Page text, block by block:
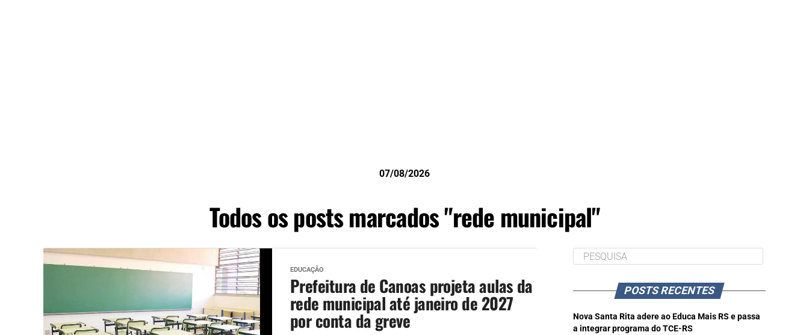
07/08/2026
Todos os posts marcados "rede municipal"
EDUCAÇÃO
Prefeitura de Canoas projeta aulas da
rede municipal até janeiro de 2027
por conta da greve
POSTS RECENTES
Nova Santa Rita adere ao Educa Mais RS e passa
a integrar programa do TCE-RS